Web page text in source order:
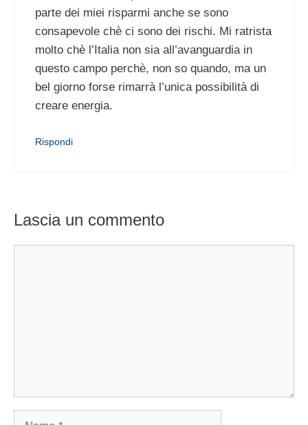
parte dei miei risparmi anche se sono
consapevole chè ci sono dei rischi. Mi ratrista
molto chè l’Italia non sia all’avanguardia in
questo campo perchè, non so quando, ma un
bel giorno forse rimarrà l’unica possibilità di
creare energia.
Rispondi
Lascia un commento